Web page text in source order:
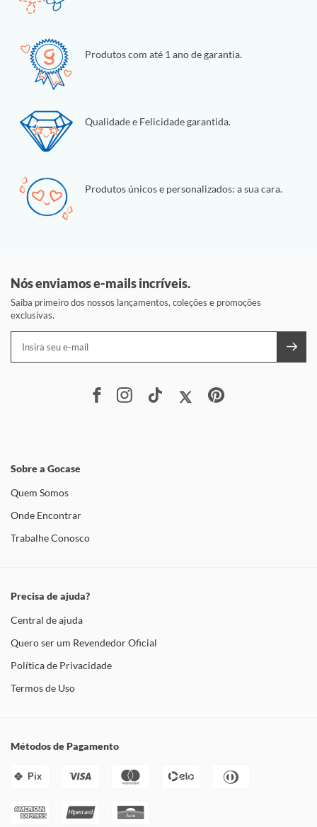
Produtos com até 1 ano de garantia.
Qualidade e Felicidade garantida.
Produtos únicos e personalizados: a sua cara.
Nós enviamos e-mails incríveis.
Saiba primeiro dos nossos lançamentos, coleções e promoções
exclusivas.
Sobre a Gocase
Quem Somos
Onde Encontrar
Trabalhe Conosco
Precisa de ajuda?
Central de ajuda
Quero ser um Revendedor Oficial
Política de Privacidade
Termos de Uso
Métodos de Pagamento
Pix